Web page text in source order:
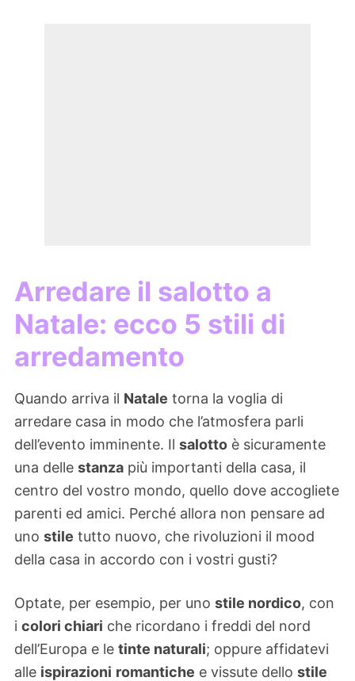
Arredare il salotto a
Natale: ecco 5 stili di
arredamento
Quando arriva il Natale torna la voglia di
arredare casa in modo che l’atmosfera parli
dell’evento imminente. Il salotto è sicuramente
una delle stanza più importanti della casa, il
centro del vostro mondo, quello dove accogliete
parenti ed amici. Perché allora non pensare ad
uno stile tutto nuovo, che rivoluzioni il mood
della casa in accordo con i vostri gusti?
Optate, per esempio, per uno stile nordico, con
i colori chiari che ricordano i freddi del nord
dell’Europa e le tinte naturali; oppure affidatevi
alle ispirazioni romantiche e vissute dello stile